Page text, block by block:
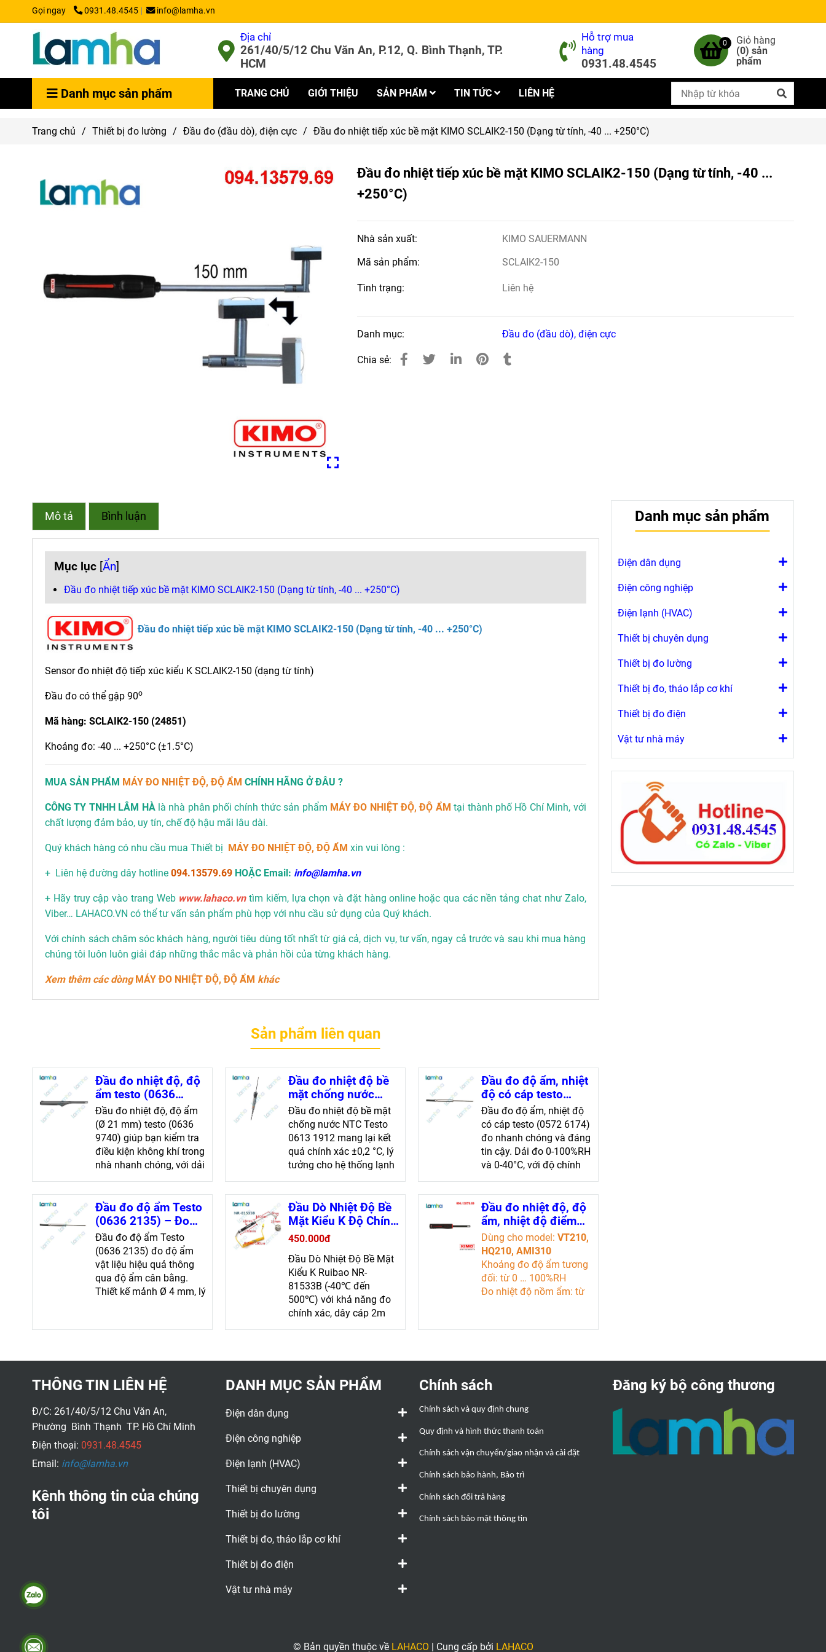
Gọi ngay 0931.48.4545 info@lamha.vn
Địa chỉ
261/40/5/12 Chu Văn An, P.12, Q. Bình Thạnh, TP.
HCM
Hỗ trợ mua
hàng
0931.48.4545
0
Giỏ hàng
(0) sản
phẩm
Danh mục sản phẩm TRANG CHỦ GIỚI THIỆU SẢN PHẨM TIN TỨC LIÊN HỆ
Trang chủ / Thiết bị đo lường / Đầu đo (đầu dò), điện cực / Đầu đo nhiệt tiếp xúc bề mặt KIMO SCLAIK2-150 (Dạng từ tính, -40 ... +250°C)
Đầu đo nhiệt tiếp xúc bề mặt KIMO SCLAIK2-150 (Dạng từ tính, -40 ...
+250°C)
Nhà sản xuất:
KIMO SAUERMANN
Mã sản phẩm:
SCLAIK2-150
Tình trạng: Liên hệ
Danh mục: Đầu đo (đầu dò), điện cực
Chia sẻ:
Mô tả Bình luận
Mục lục [Ẩn]
Đầu đo nhiệt tiếp xúc bề mặt KIMO SCLAIK2-150 (Dạng từ tính, -40 ... +250°C)
Đầu đo nhiệt tiếp xúc bề mặt KIMO SCLAIK2-150 (Dạng từ tính, -40 ... +250°C)
Sensor đo nhiệt độ tiếp xúc kiểu K SCLAIK2-150 (dạng từ tính)
Đầu đo có thể gập 90o
Mã hàng: SCLAIK2-150 (24851)
Khoảng đo: -40 ... +250°C (±1.5°C)
MUA SẢN PHẨM MÁY ĐO NHIỆT ĐỘ, ĐỘ ẨM CHÍNH HÃNG Ở ĐÂU ?
CÔNG TY TNHH LÂM HÀlà nhà phân phối chính thức sản phẩm MÁY ĐO NHIỆT ĐỘ, ĐỘ ẨM tại thành phố Hồ Chí Minh, với
chất lượng đảm bảo, uy tín, chế độ hậu mãi lâu dài.
Quý khách hàng có nhu cầu mua Thiết bị MÁY ĐO NHIỆT ĐỘ, ĐỘ ẨM xin vui lòng :
+ Liên hệ đường dây hotline 094.13579.69 HOẶC Email: info@lamha.vn
+ Hãy truy cập vào trang Web www.lahaco.vntìm kiếm, lựa chọn và đặt hàng online hoặc qua các nền tảng chat như Zalo,
Viber… LAHACO.VN có thể tư vấn sản phẩm phù hợp với nhu cầu sử dụng của Quý khách.
Với chính sách chăm sóc khách hàng, người tiêu dùng tốt nhất từ giá cả, dịch vụ, tư vấn, ngay cả trước và sau khi mua hàng
chúng tôi luôn luôn giải đáp những thắc mắc và phản hồi của từng khách hàng.
Xem thêm các dòngMÁY ĐO NHIỆT ĐỘ, ĐỘ ẨM khác
Sản phẩm liên quan
Đầu đo nhiệt độ, độ
ẩm testo (0636
9740) chính xác và
nhanh chóng
Đầu đo nhiệt độ, độ ẩm
(Ø 21 mm) testo (0636
9740) giúp bạn kiểm tra
điều kiện không khí trong
nhà nhanh chóng, với dải
đo từ -20 đến +70 °C,
đảm bảo độ chính xác
cao
Đầu đo nhiệt độ bề
mặt chống nước
NTC Testo 0613
1912 - Đo chính xác
trong mọi điều kiện
Đầu đo nhiệt độ bề mặt
chống nước NTC Testo
0613 1912 mang lại kết
quả chính xác ±0,2 °C, lý
tưởng cho hệ thống lạnh
và bảo quản ở nhiệt độ
từ -50 đến +150 °C. Thích
hợp trong nhiều môi
trường
Đầu đo độ ẩm, nhiệt
độ có cáp testo
(0572 6174) - Đo
lường chính xác
trong tầm tay
Đầu đo độ ẩm, nhiệt độ
có cáp testo (0572 6174)
đo nhanh chóng và đáng
tin cậy. Dải đo 0-100%RH
và 0-40°C, với độ chính
xác cao và đường kính
chỉ 4 mm
Đầu đo độ ẩm Testo
(0636 2135) – Đo
độ ẩm vật liệu trong
không gian hẹp hiệu
quả
Đầu đo độ ẩm Testo
(0636 2135) đo độ ẩm
vật liệu hiệu quả thông
qua độ ẩm cân bằng.
Thiết kế mảnh Ø 4 mm, lý
xác cho bê tông, gỗ, vữa
Đầu Dò Nhiệt Độ Bề
Mặt Kiểu K Độ Chính
Xác Cao Ruibao NR-
500℃)
450.000đ
Đầu Dò Nhiệt Độ Bề Mặt
Kiểu K Ruibao NR-
81533B (-40℃ đến
500℃) với khả năng đo
chính xác, dây cáp 2m
tiện lợi. Linh hoạt đo từ
Đầu đo nhiệt độ, độ
ẩm, nhiệt độ điểm
sương KIMO
SHR110 (Dùng cho
model: VT210,
HQ210, AMI310)
Dùng cho model: VT210,
HQ210, AMI310
Khoảng đo độ ẩm tương
đối: từ 0 … 100%RH
Đo nhiệt độ nồm ẩm: từ
từ -50 … +100°Ctd
Danh mục sản phẩm
Điện dân dụng
Điện công nghiệp
Điện lạnh (HVAC)
Thiết bị chuyên dụng
Thiết bị đo lường
Thiết bị đo, tháo lắp cơ khí
Thiết bị đo điện
Vật tư nhà máy
THÔNG TIN LIÊN HỆ
Đ/C: 261/40/5/12 Chu Văn An,
Phường Bình Thạnh TP. Hồ Chí Minh
Điện thoại: 0931.48.4545
Email: info@lamha.vn
Kênh thông tin của chúng
tôi
DANH MỤC SẢN PHẨM
Điện dân dụng
Điện công nghiệp
Điện lạnh (HVAC)
Thiết bị chuyên dụng
Thiết bị đo lường
Thiết bị đo, tháo lắp cơ khí
Thiết bị đo điện
Vật tư nhà máy
Chính sách
Chính sách và quy định chung
Quy định và hình thức thanh toán
Chính sách vận chuyển/giao nhận và cài đặt
Chính sách bảo hành, Bảo trì
Chính sách đổi trả hàng
Chính sách bảo mật thông tin
Đăng ký bộ công thương
© Bản quyền thuộc về LAHACO Cung cấp bởi LAHACO